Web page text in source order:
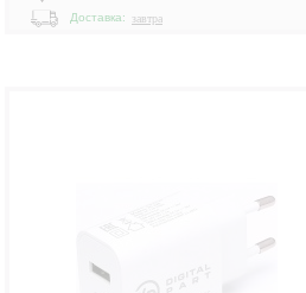
Доставка:
завтра